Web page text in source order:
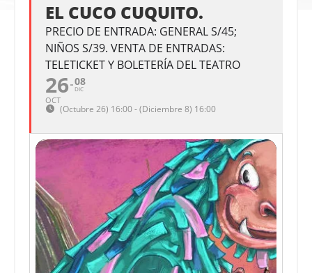
EL CUCO CUQUITO.
PRECIO DE ENTRADA: GENERAL S/45;
NIÑOS S/39. VENTA DE ENTRADAS:
TELETICKET Y BOLETERÍA DEL TEATRO
26
OCT
08
DIC
(Octubre 26) 16:00 - (Diciembre 8) 16:00